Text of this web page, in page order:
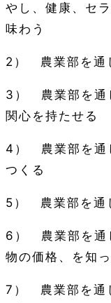
やし、健康、セ
味わう
2 ） 農業部を通
3 ） 農業部を通
関心を持たせる
4 ） 農業部を通
つくる
5 ） 農業部を通
6 ） 農業部を通
物の価格、を知
7 ） 農業部を通